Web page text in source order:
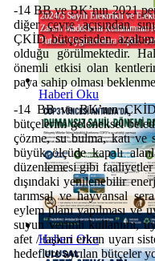
Haberi Oku
Haberi Oku
-14 BB ve BK’nın 2021
diğer çevre açısından
ÇKİD bütçesinden
olduğu görülmektedir.
önemli etkisi olan
paya sahip olması
-14 BB ve BK’nın
bütçelerini geleneksel
çözme, su bulma, katı ve
büyük ölçüde kapalı
düzenlemesi gibi faaliyetler
dışındaki yenilenebilir
tarımsal ve hayvansal
eylem planı yapılması ve
suyun verimli kullanımı,
afet / taşkın erken uyarı
hedeflere ayrılan bütçeler